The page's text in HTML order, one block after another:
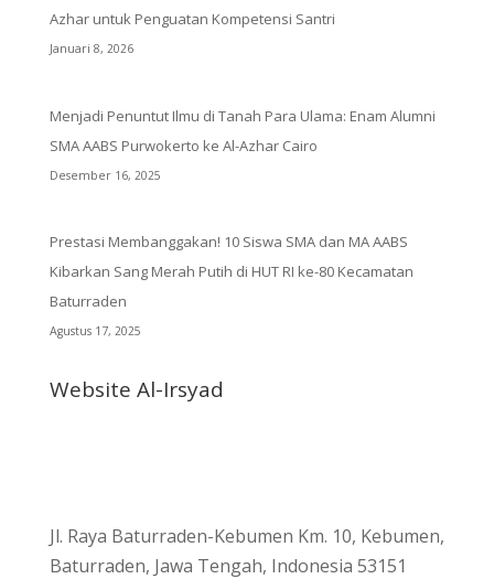
Azhar untuk Penguatan Kompetensi Santri
Januari 8, 2026
Menjadi Penuntut Ilmu di Tanah Para Ulama: Enam Alumni
SMA AABS Purwokerto ke Al-Azhar Cairo
Desember 16, 2025
Prestasi Membanggakan! 10 Siswa SMA dan MA AABS
Kibarkan Sang Merah Putih di HUT RI ke-80 Kecamatan
Baturraden
Agustus 17, 2025
Website Al-Irsyad
Jl. Raya Baturraden-Kebumen Km. 10, Kebumen,
Baturraden, Jawa Tengah, Indonesia 53151